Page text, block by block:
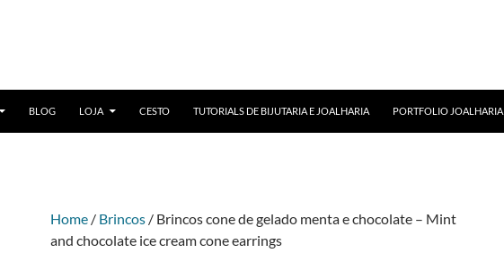
BLOG LOJA CESTO TUTORIALS DE BIJUTARIA E JOALHARIA PORTFOLIO JOALHARIA
Home / Brincos / Brincos cone de gelado menta e chocolate – Mint
and chocolate ice cream cone earrings